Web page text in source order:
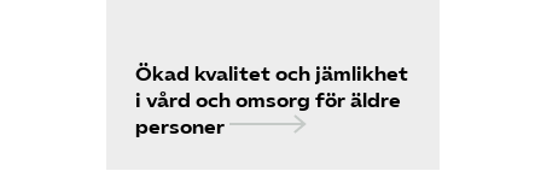
Våra frågor
Ökad kvalitet och jämlikhet
i vård och omsorg för äldre
personer